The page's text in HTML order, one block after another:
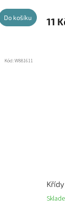
Do košíku 11
Kód:W881611